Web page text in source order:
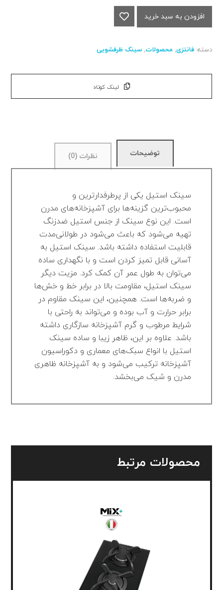
افزودن به سبد خرید
دسته:فانتزی,محصولات,سینک ظرفشویی
لینک کوتاه
توضیحات نظرات (0)
سینک استیل یکی از پرطرفدارترین و
محبوب‌ترین گزینه‌ها برای آشپزخانه‌های مدرن
است. این نوع سینک از جنس استیل ضدزنگ
تهیه می‌شود که باعث می‌شود در طولانی‌مدت
قابلیت استفاده داشته باشد. سینک استیل به
آسانی قابل تمیز کردن است و با نگهداری ساده
می‌توان به طول عمر آن کمک کرد. مزیت دیگر
سینک استیل، مقاومت بالا در برابر خط و خش‌ها
و ضربه‌ها است. همچنین، این سینک مقاوم در
برابر حرارت و آب بوده و می‌تواند به راحتی با
شرایط مرطوب و گرم آشپزخانه سازگاری داشته
باشد. علاوه بر این، ظاهر زیبا و ساده سینک
استیل با انواع سبک‌های معماری و دکوراسیون
آشپزخانه ترکیب می‌شود و به آشپزخانه ظاهری
مدرن و شیک می‌بخشد.
محصولات مرتبط